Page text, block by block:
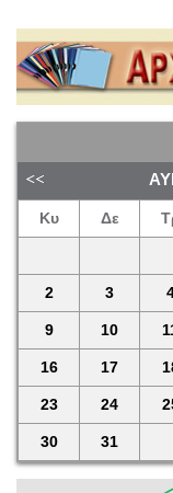
Κυ Δε
2 3
9 10
16 17
23 24
30 31